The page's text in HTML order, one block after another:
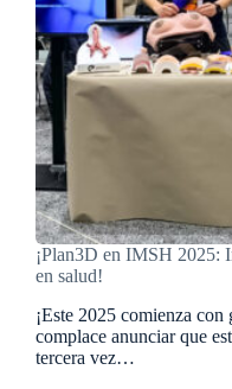
¡Plan3D en IMSH 2025:
en salud!
¡Este 2025 comienza
complace anunciar que
tercera vez…